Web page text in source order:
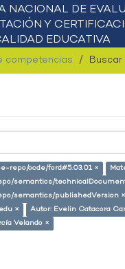
competencias Buscar
repo/ocde/ford#5.03.01 ×
semantics/
semantics/publishedVersion ×
× Autor: Evelin Catacora
Velando ×